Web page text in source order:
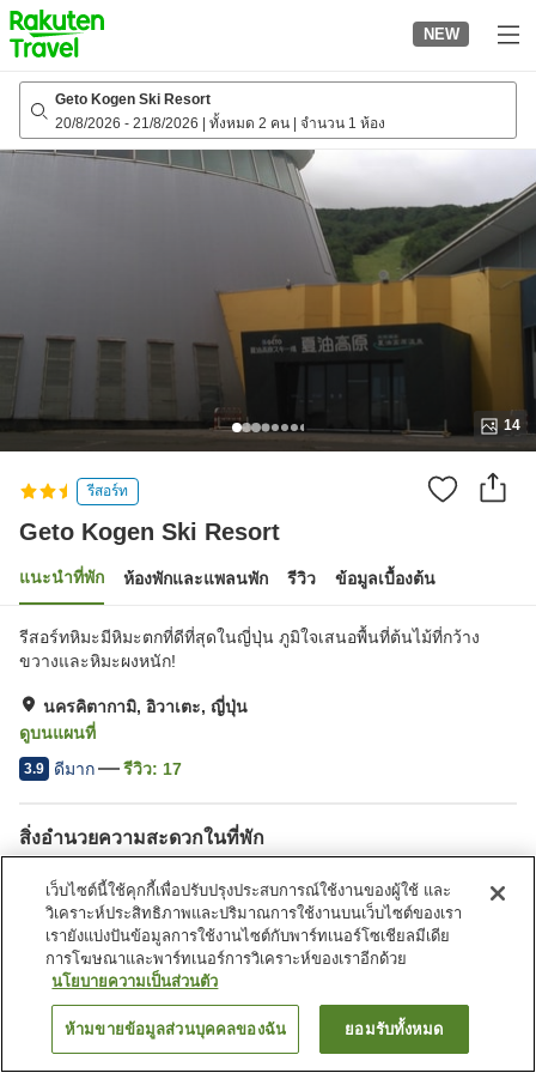
to
top
page
NEW
Geto Kogen Ski Resort
20/8/2026 - 21/8/2026 ทั้งหมด 2 คน จำนวน 1 ห้อง
14
รีสอร์ท
Geto Kogen Ski Resort
แนะนำที่พัก ห้องพักและแพลนพัก รีวิว ข้อมูลเบื้องต้น
รีสอร์ทหิมะมีหิมะตกที่ดีที่สุดในญี่ปุ่น ภูมิใจเสนอพื้นที่ต้นไม้ที่กว้าง
ขวางและหิมะผงหนัก!
นครคิตากามิ, อิวาเตะ, ญี่ปุ่น
ดูบนแผนที่
3.9 ดีมาก รีวิว: 17
สิ่งอำนวยความสะดวกในที่พัก
ร้านอาหาร
บาร์
หน้าแรก ญี่ปุ่น อิวาเตะ นครคิตากามิ Geto Kogen Ski Resort
ค้นหาห้องพัก
เว็บไซต์นี้ใช้คุกกี้เพื่อปรับปรุงประสบการณ์ใช้งานของผู้ใช้ และ
วิเคราะห์ประสิทธิภาพและปริมาณการใช้งานบนเว็บไซต์ของเรา
เรายังแบ่งปันข้อมูลการใช้งานไซต์กับพาร์ทเนอร์โซเชียลมีเดีย
การโฆษณาและพาร์ทเนอร์การวิเคราะห์ของเราอีกด้วย
นโยบายความเป็นส่วนตัว
ห้ามขายข้อมูลส่วนบุคคลของฉัน ยอมรับทั้งหมด